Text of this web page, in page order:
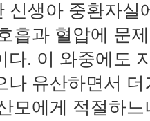
신생아 중환자실
흡과 혈압에 문
다. 이 와중에도
나 유산하면서
모에게 적절하